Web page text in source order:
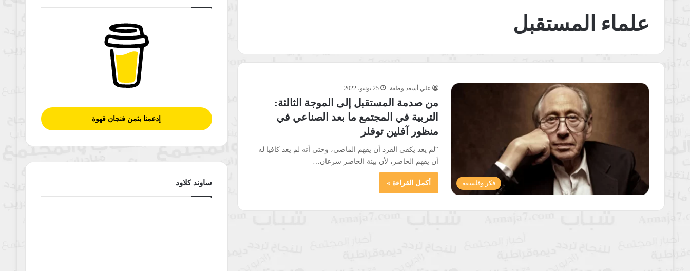
علماء المستقبل
فكر وفلسفة
علي أسعد وطفة 25 يونيو، 2022
من صدمة المستقبل إلى الموجة الثالثة:
التربية في المجتمع ما بعد الصناعي في
منظور آفلين توفلر
“لم يعد يكفي الفرد أن يفهم الماضي، وحتى أنه لم يعد كافيا له
أن يفهم الحاضر، لأن بيئة الحاضر سرعان…
أكمل القراءة »
إدعمنا بثمن فنجان قهوة
ساوند كلاود